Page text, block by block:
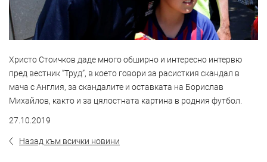
Христо Стоичков даде много обширно и интересно интервю
пред вестник “Труд”, в което говори за расисткия скандал в
мача с Англия, за скандалите и оставката на Борислав
Михайлов, както и за цялостната картина в родния футбол.
27.10.2019
Назад към всички новини